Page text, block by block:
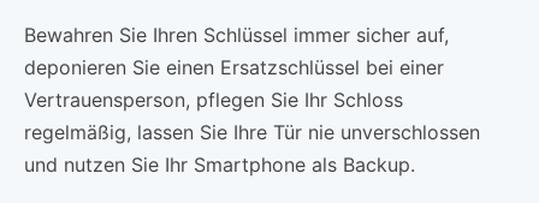
Bewahren Sie Ihren Schlüssel immer sicher auf,
deponieren Sie einen Ersatzschlüssel bei einer
Vertrauensperson, pflegen Sie Ihr Schloss
regelmäßig, lassen Sie Ihre Tür nie unverschlossen
und nutzen Sie Ihr Smartphone als Backup.